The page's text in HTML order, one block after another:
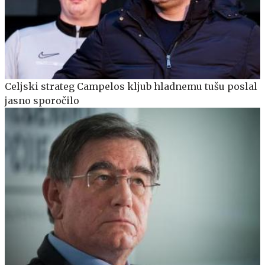
Celjski strateg Campelos kljub hladnemu tušu poslal
jasno sporočilo